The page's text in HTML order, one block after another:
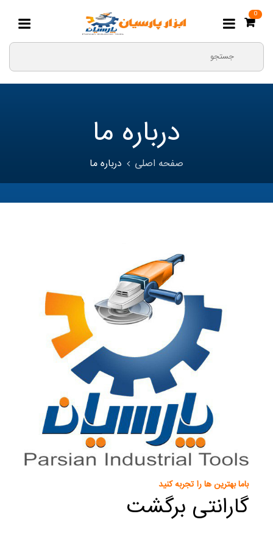
0
درباره ما
صفحه اصلی درباره ما
باما بهترین ها را تجربه کنید
گارانتی برگشت